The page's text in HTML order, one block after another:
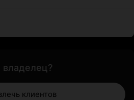
владелец?
клиентов